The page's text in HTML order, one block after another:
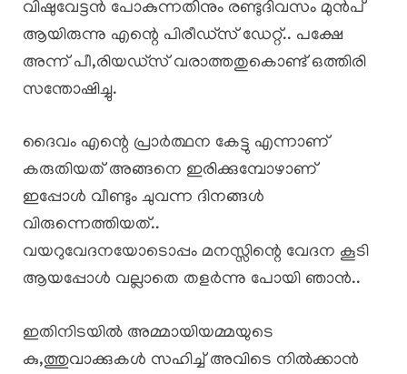
വിഷുവേട്ടൻ പോകുന്നതിനും രണ്ടുദിവസം മുൻപ്
ആയിരുന്നു എന്റെ പിരീഡ്സ് ഡേറ്റ്.. പക്ഷേ
അന്ന് പീ,രിയഡ്സ് വരാത്തതുകൊണ്ട് ഒത്തിരി
സന്തോഷിച്ചു.
ദൈവം എന്റെ പ്രാർത്ഥന കേട്ടു എന്നാണ്
കരുതിയത് അങ്ങനെ ഇരിക്കുമ്പോഴാണ്
ഇപ്പോൾ വീണ്ടും ചുവന്ന ദിനങ്ങൾ
വിരുന്നെത്തിയത്..
വയറുവേദനയോടൊപ്പം മനസ്സിന്റെ വേദന കൂടി
ആയപ്പോൾ വല്ലാതെ തളർന്നു പോയി ഞാൻ..
ഇതിനിടയിൽ അമ്മായിയമ്മയുടെ
കു,ത്തുവാക്കുകൾ സഹിച്ച് അവിടെ നിൽക്കാൻ